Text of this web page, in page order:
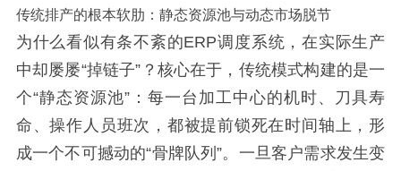
传统排产的根本软肋：静态资源池与动态市场脱节
为什么看似有条不紊的ERP调度系统，在实际生产
中却屡屡“掉链子”？核心在于，传统模式构建的是一
个“静态资源池”：每一台加工中心的机时、刀具寿
命、操作人员班次，都被提前锁死在时间轴上，形
成一个不可撼动的“骨牌队列”。一旦客户需求发生变